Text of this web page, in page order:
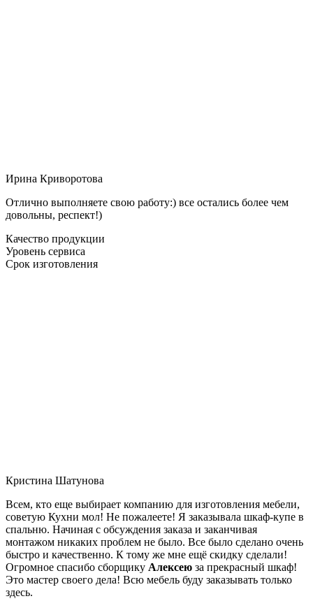
Ирина Криворотова
Отлично выполняете свою работу:) все остались более чем
довольны, респект!)
Качество продукции
Уровень сервиса
Срок изготовления
Кристина Шатунова
Всем, кто еще выбирает компанию для изготовления мебели,
советую Кухни мол! Не пожалеете! Я заказывала шкаф-купе в
спальню. Начиная с обсуждения заказа и заканчивая
монтажом никаких проблем не было. Все было сделано очень
быстро и качественно. К тому же мне ещё скидку сделали!
Огромное спасибо сборщику Алексею за прекрасный шкаф!
Это мастер своего дела! Всю мебель буду заказывать только
здесь.